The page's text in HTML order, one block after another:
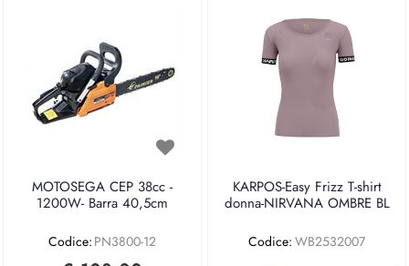
MOTOSEGA CEP 38cc -
1200W- Barra 40,5cm
Codice: PN3800-12
KARPOS-Easy Frizz T-shirt
donna-NIRVANA OMBRE BL
Codice: WB2532007